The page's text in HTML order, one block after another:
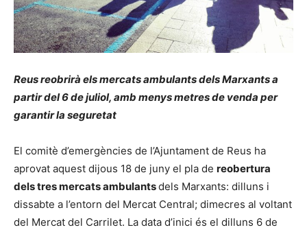
Reus reobrirà els mercats ambulants dels Marxants a
partir del 6 de juliol, amb menys metres de venda per
garantir la seguretat
El comitè d’emergències de l’Ajuntament de Reus ha
aprovat aquest dijous 18 de juny el pla de reobertura
dels tres mercats ambulantsdels Marxants: dilluns i
dissabte a l’entorn del Mercat Central; dimecres al voltant
del Mercat del Carrilet. La data d’inici és el dilluns 6 de